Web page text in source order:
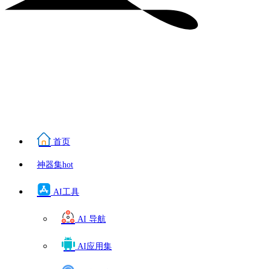
首页
神器集hot
AI工具
AI 导航
AI应用集